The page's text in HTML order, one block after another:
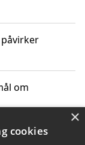
om
×
cookies